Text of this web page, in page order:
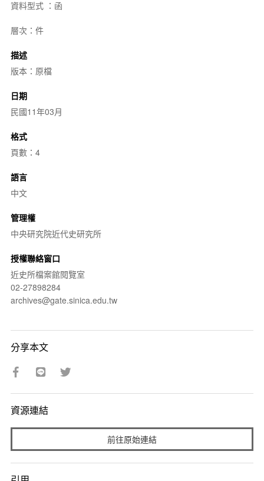
資料型式 ：函
層次：件
描述
版本：原檔
日期
民國11年03月
格式
頁數：4
語言
中文
管理權
中央研究院近代史研究所
授權聯絡窗口
近史所檔案館閱覽室
02-27898284
archives@gate.sinica.edu.tw
分享本文
資源連結
前往原始連結